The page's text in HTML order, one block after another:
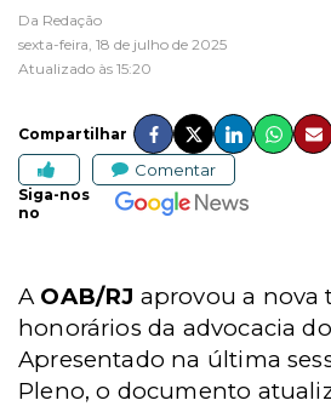
Da Redação
sexta-feira, 18 de julho de 2025
Atualizado às 15:20
Compartilhar
Comentar
Siga-nos
no
A OAB/RJ aprovou a nova
honorários da advocacia
Apresentado na última
Pleno, o documento